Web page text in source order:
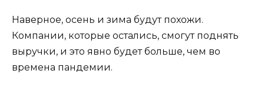
Наверное, осень и зима будут похожи.
Компании, которые остались, смогут поднять
выручки, и это явно будет больше, чем во
времена пандемии.